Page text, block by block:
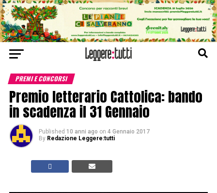
PREMI E CONCORSI
Premio letterario Cattolica: bando
in scadenza il 31 Gennaio
Published 10 anni ago on 4 Gennaio 2017
By Redazione Leggere:tutti